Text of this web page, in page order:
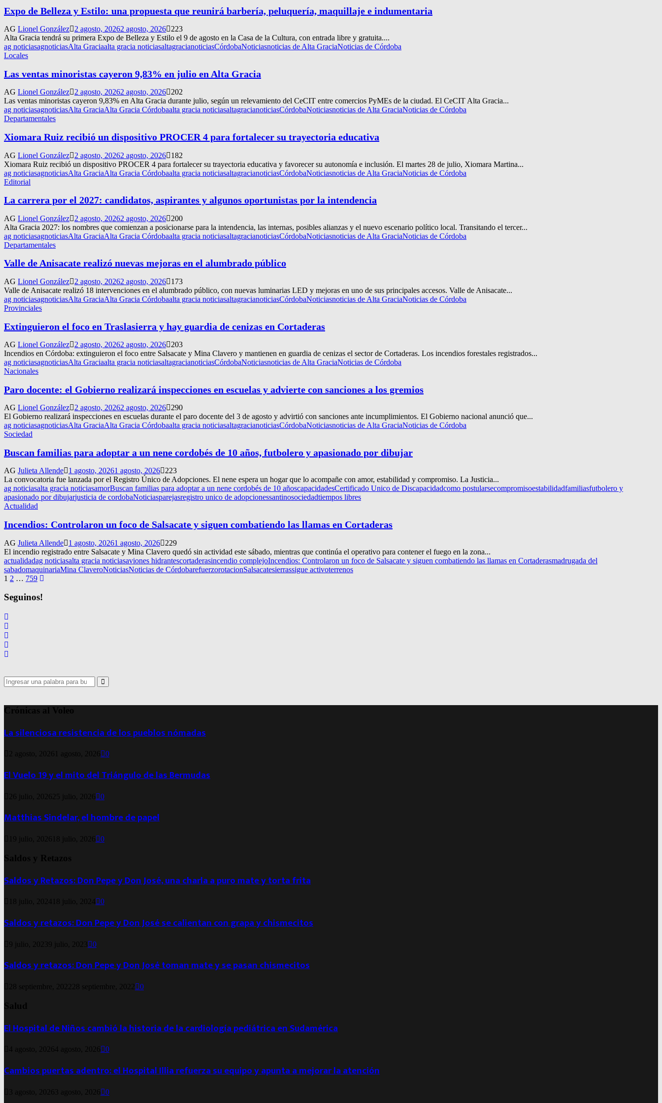
Expo de Belleza y Estilo: una propuesta que reunirá barbería, peluquería, maquillaje e indumentaria
AG Lionel González 2 agosto, 20262 agosto, 2026
223
Alta Gracia tendrá su primera Expo de Belleza y Estilo el 9 de agosto en la Casa de la Cultura, con entrada libre y gratuita....
ag noticiasagnoticiasAlta Graciaalta gracia noticiasaltagracianoticiasCórdobaNoticiasnoticias de Alta GraciaNoticias de Córdoba
Locales
Las ventas minoristas cayeron 9,83% en julio en Alta Gracia
AG Lionel González 2 agosto, 20262 agosto, 2026
202
Las ventas minoristas cayeron 9,83% en Alta Gracia durante julio, según un relevamiento del CeCIT entre comercios PyMEs de la ciudad. El CeCIT Alta Gracia...
ag noticiasagnoticiasAlta GraciaAlta Gracia Córdobaalta gracia noticiasaltagracianoticiasCórdobaNoticiasnoticias de Alta GraciaNoticias de Córdoba
Departamentales
Xiomara Ruiz recibió un dispositivo PROCER 4 para fortalecer su trayectoria educativa
AG Lionel González 2 agosto, 20262 agosto, 2026
182
Xiomara Ruiz recibió un dispositivo PROCER 4 para fortalecer su trayectoria educativa y favorecer su autonomía e inclusión. El martes 28 de julio, Xiomara Martina...
ag noticiasagnoticiasAlta GraciaAlta Gracia Córdobaalta gracia noticiasaltagracianoticiasCórdobaNoticiasnoticias de Alta GraciaNoticias de Córdoba
Editorial
La carrera por el 2027: candidatos, aspirantes y algunos oportunistas por la intendencia
AG Lionel González 2 agosto, 20262 agosto, 2026
200
Alta Gracia 2027: los nombres que comienzan a posicionarse para la intendencia, las internas, posibles alianzas y el nuevo escenario político local. Transitando el tercer...
ag noticiasagnoticiasAlta GraciaAlta Gracia Córdobaalta gracia noticiasaltagracianoticiasCórdobaNoticiasnoticias de Alta GraciaNoticias de Córdoba
Departamentales
Valle de Anisacate realizó nuevas mejoras en el alumbrado público
AG Lionel González 2 agosto, 20262 agosto, 2026
173
Valle de Anisacate realizó 18 intervenciones en el alumbrado público, con nuevas luminarias LED y mejoras en uno de sus principales accesos. Valle de Anisacate...
ag noticiasagnoticiasAlta GraciaAlta Gracia Córdobaalta gracia noticiasaltagracianoticiasCórdobaNoticiasnoticias de Alta GraciaNoticias de Córdoba
Provinciales
Extinguieron el foco en Traslasierra y hay guardia de cenizas en Cortaderas
AG Lionel González 2 agosto, 20262 agosto, 2026
203
Incendios en Córdoba: extinguieron el foco entre Salsacate y Mina Clavero y mantienen en guardia de cenizas el sector de Cortaderas. Los incendios forestales registrados...
ag noticiasagnoticiasAlta Graciaalta gracia noticiasaltagracianoticiasCórdobaNoticiasnoticias de Alta GraciaNoticias de Córdoba
Nacionales
Paro docente: el Gobierno realizará inspecciones en escuelas y advierte con sanciones a los gremios
AG Lionel González 2 agosto, 20262 agosto, 2026
290
El Gobierno realizará inspecciones en escuelas durante el paro docente del 3 de agosto y advirtió con sanciones ante incumplimientos. El Gobierno nacional anunció que...
ag noticiasagnoticiasAlta GraciaAlta Gracia Córdobaalta gracia noticiasaltagracianoticiasCórdobaNoticiasnoticias de Alta GraciaNoticias de Córdoba
Sociedad
Buscan familias para adoptar a un nene cordobés de 10 años, futbolero y apasionado por dibujar
AG Julieta Allende 1 agosto, 20261 agosto, 2026 223
La convocatoria fue lanzada por el Registro Único de Adopciones. El nene espera un hogar que lo acompañe con amor, estabilidad y compromiso. La Justicia...
ag noticiasalta gracia noticiasamorBuscan familias para adoptar a un nene cordobés de 10 añoscapacidadesCertificado Unico de Discapacidadcomo postularsecompromisoestabilidadfamiliasfutbolero y
apasionado por dibujarjusticia de cordobaNoticiasparejasregistro unico de adopcionessantinosociedadtiempos libres
Actualidad
Incendios: Controlaron un foco de Salsacate y siguen combatiendo las llamas en Cortaderas
AG Julieta Allende 1 agosto, 20261 agosto, 2026
229
El incendio registrado entre Salsacate y Mina Clavero quedó sin actividad este sábado, mientras que continúa el operativo para contener el fuego en la zona...
actualidadag noticiasalta gracia noticiasaviones hidrantescortaderasincendio complejoIncendios: Controlaron un foco de Salsacate y siguen combatiendo las llamas en Cortaderasmadrugada del
sabadomaquinariaMina ClaveroNoticiasNoticias de CórdobarefuerzorotacionSalsacatesierrassigue activoterrenos
Navegación
de
entradas
1 2 … 759
Seguinos!
Search
for:
Search
Crónicas al Voleo
La silenciosa resistencia de los pueblos nómadas
2 agosto, 2026 1 agosto, 2026 0
El Vuelo 19 y el mito del Triángulo de las Bermudas
26 julio, 2026 25 julio, 2026 0
Matthias Sindelar, el hombre de papel
19 julio, 2026 18 julio, 2026 0
Saldos y Retazos
Saldos y Retazos: Don Pepe y Don José, una charla a puro mate y torta frita
18 julio, 2024 18 julio, 2024 0
Saldos y retazos: Don Pepe y Don José se calientan con grapa y chismecitos
9 julio, 20239 julio, 2023 0
Saldos y retazos: Don Pepe y Don José toman mate y se pasan chismecitos
28 septiembre, 2022 28 septiembre, 2022 0
Salud
El Hospital de Niños cambió la historia de la cardiología pediátrica en Sudamérica
4 agosto, 20264 agosto, 2026 0
Cambios puertas adentro: el Hospital Illia refuerza su equipo y apunta a mejorar la atención
3 agosto, 2026 3 agosto, 2026 0